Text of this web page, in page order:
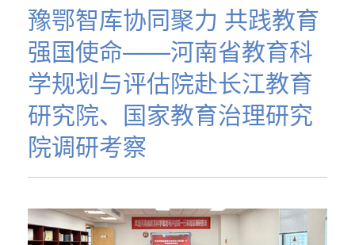
豫鄂智库协同聚力 共践教育
强国使命——河南省教育科
学规划与评估院赴长江教育
研究院、国家教育治理研究
院调研考察